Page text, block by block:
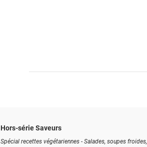
Hors-série Saveurs
Spécial recettes végétariennes - Salades, soupes froides,